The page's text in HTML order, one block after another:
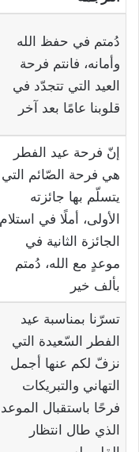
دُمتم في حفظ الله
وأمانه، فانتم فرحة
العيد التي تتجدّد في
قلوبنا عامًا بعد آخر
إنّ فرحة عيد الفطر
هي فرحة الصّائم التي
يتسلّم بها جائزته
الأولى، أملًا في استلام
الجائزة الثانية في
موعدٍ مع الله، دُمتم
بألف خير
تسرّنا بمناسبة عيد
الفطر السّعيدة التي
نزفّ لكم عنها أجمل
التهاني والتبريكات
فرحًا باستقبال الموعد
الذي طال انتظار